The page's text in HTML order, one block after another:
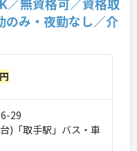
／無資格可／資格取
のみ・夜勤なし／介
29
)「取手駅」バス・車